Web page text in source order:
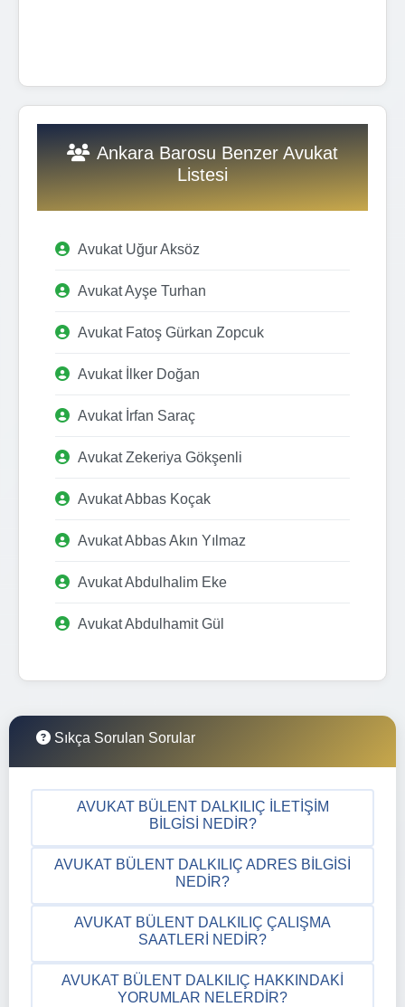
Ankara Barosu Benzer Avukat
Listesi
Avukat Uğur Aksöz
Avukat Ayşe Turhan
Avukat Fatoş Gürkan Zopcuk
Avukat İlker Doğan
Avukat İrfan Saraç
Avukat Zekeriya Gökşenli
Avukat Abbas Koçak
Avukat Abbas Akın Yılmaz
Avukat Abdulhalim Eke
Avukat Abdulhamit Gül
Sıkça Sorulan Sorular
AVUKAT BÜLENT DALKILIÇ İLETIŞIM
BILGISI NEDIR?
AVUKAT BÜLENT DALKILIÇ ADRES BILGISI
NEDIR?
AVUKAT BÜLENT DALKILIÇ ÇALIŞMA
SAATLERI NEDIR?
AVUKAT BÜLENT DALKILIÇ HAKKINDAKI
YORUMLAR NELERDIR?